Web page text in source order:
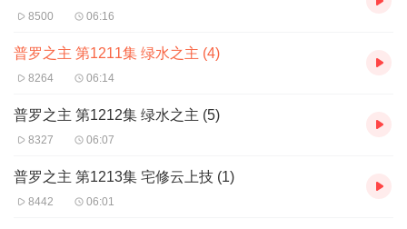
8500 06:16
普罗之主 第1211集 绿水之主 (4)
8264 06:14
普罗之主 第1212集 绿水之主 (5)
8327 06:07
普罗之主 第1213集 宅修云上技 (1)
8442 06:01